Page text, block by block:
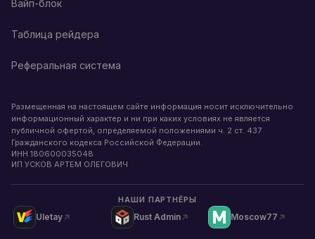
Вайп-блок
Таблица рейдера
Реферальная система
Размещенная на настоящем сайте информация носит исключительно
информационный характер и ни при каких условиях не является
публичной офертой, определяемой положениями ч. 2 ст. 437
Гражданского кодекса Российской Федерации.
ИНН 180600035048
ИП УСКОВ АРТЕМ ОЛЕГОВИЧ
НАШИ ПАРТНЁРЫ
Uletay Rust Admin Moscow77